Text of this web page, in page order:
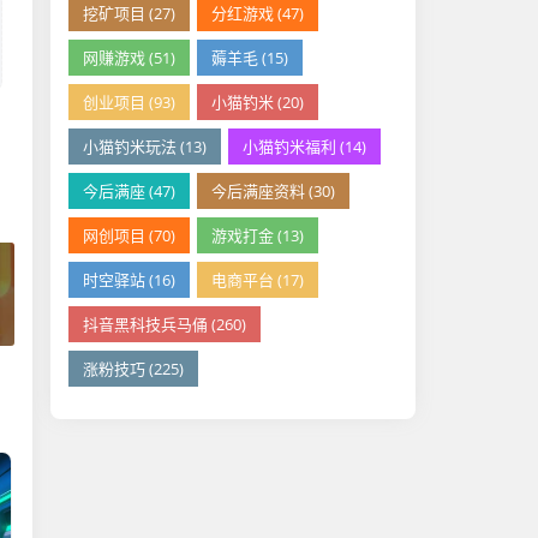
挖矿项目 (27) 分红游戏 (47)
网赚游戏 (51) 薅羊毛 (15)
创业项目 (93) 小猫钓米 (20)
小猫钓米玩法 (13) 小猫钓米福利 (14)
今后满座 (47) 今后满座资料 (30)
网创项目 (70) 游戏打金 (13)
时空驿站 (16) 电商平台 (17)
抖音黑科技兵马俑 (260)
涨粉技巧 (225)